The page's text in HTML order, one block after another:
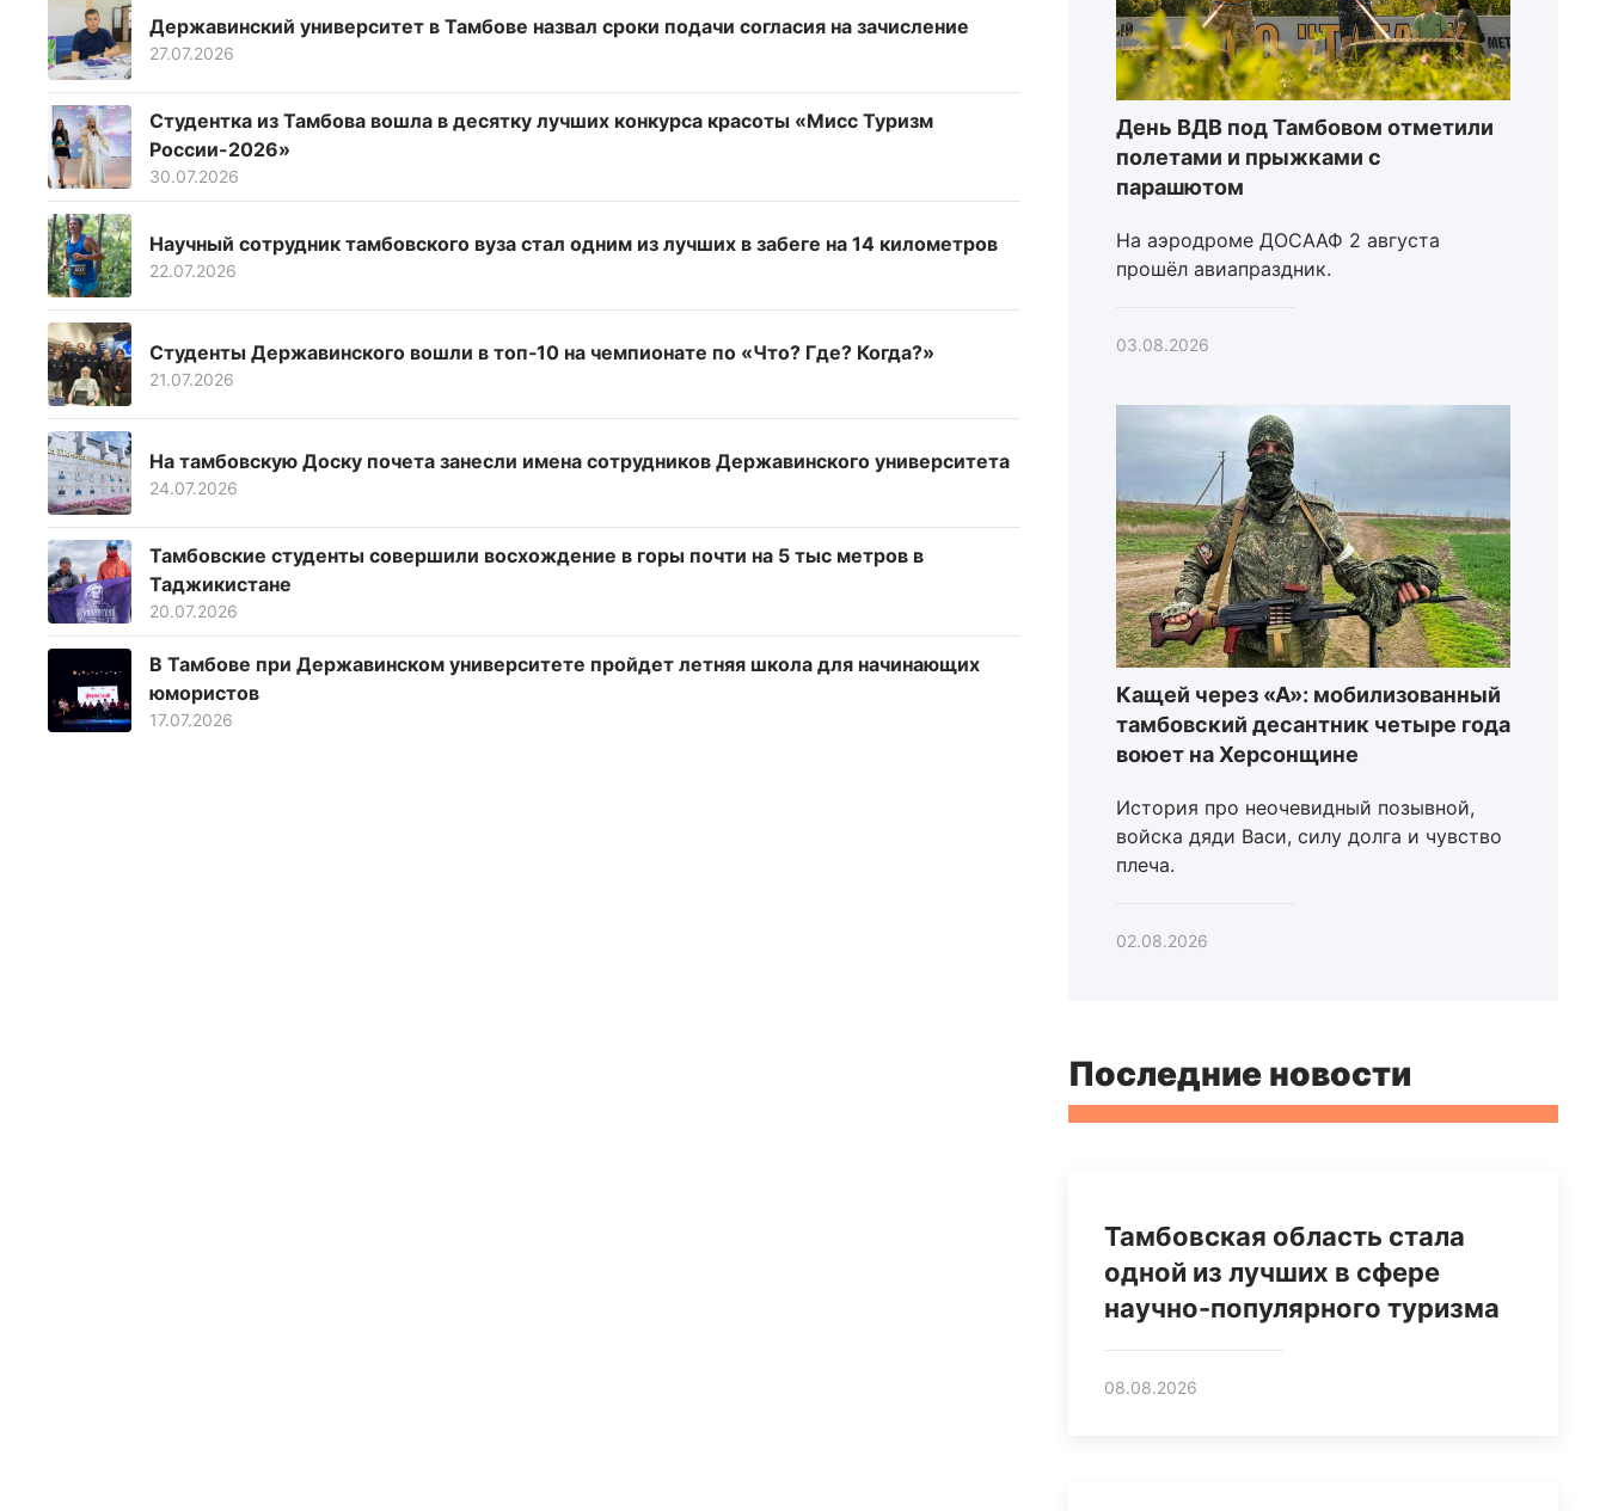
Державинский университет в Тамбове назвал сроки подачи согласия на зачисление
27.07.2026
Студентка из Тамбова вошла в десятку лучших конкурса красоты «Мисс Туризм
России-2026»
30.07.2026
Научный сотрудник тамбовского вуза стал одним из лучших в забеге на 14 километров
22.07.2026
Студенты Державинского вошли в топ‑10 на чемпионате по «Что? Где? Когда?»
21.07.2026
На тамбовскую Доску почета занесли имена сотрудников Державинского университета
24.07.2026
Тамбовские студенты совершили восхождение в горы почти на 5 тыс метров в
Таджикистане
20.07.2026
В Тамбове при Державинском университете пройдет летняя школа для начинающих
юмористов
17.07.2026
День ВДВ под Тамбовом отметили
полетами и прыжками с
парашютом
На аэродроме ДОСААФ 2 августа
прошёл авиапраздник.
03.08.2026
Кащей через «А»: мобилизованный
тамбовский десантник четыре года
воюет на Херсонщине
История про неочевидный позывной,
войска дяди Васи, силу долга и чувство
плеча.
02.08.2026
Последние новости
Тамбовская область стала
одной из лучших в сфере
научно-популярного туризма
08.08.2026